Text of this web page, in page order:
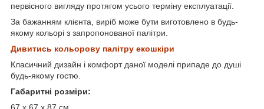
первісного вигляду протягом усього терміну експлуатації.
За бажанням клієнта, виріб може бути виготовлено в будь-
якому кольорі з запропонованої палітри.
Дивитись кольорову палітру екошкіри
Класичний дизайн і комфорт даної моделі припаде до душі
будь-якому гостю.
Габаритні розміри:
67 x 67 x 87 см.